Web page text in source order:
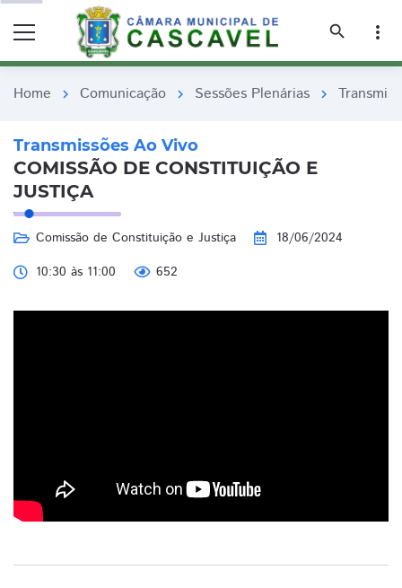
search
more_vert
Home chevron_right Comunicação chevron_right Sessões Plenárias chevron_right
Transmissões Ao Vivo
COMISSÃO DE CONSTITUIÇÃO E
JUSTIÇA
Comissão de Constituição e Justiça
18/06/2024
10:30 às 11:00
652